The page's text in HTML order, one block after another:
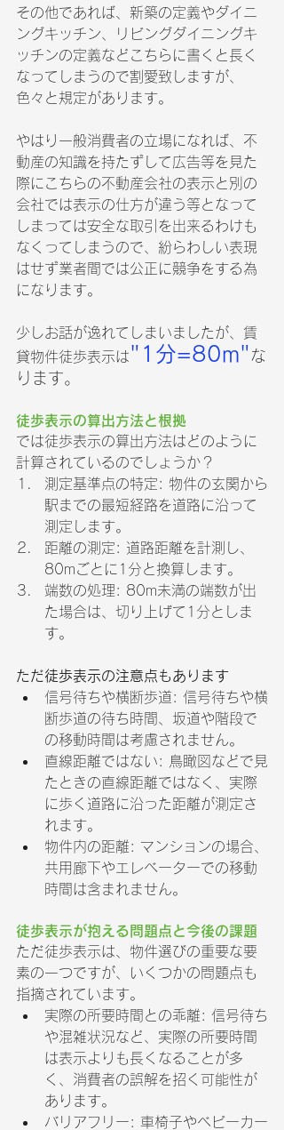
その他であれば、新築の定義やダイニ
ングキッチン、リビングダイニングキ
ッチンの定義などこちらに書くと長く
なってしまうので割愛致しますが、
色々と規定があります。
やはり一般消費者の立場になれば、不
動産の知識を持たずして広告等を見た
際にこちらの不動産会社の表示と別の
会社では表示の仕方が違う等となって
しまっては安全な取引を出来るわけも
なくってしまうので、紛らわしい表現
はせず業者間では公正に競争をする為
になります。
少しお話が逸れてしまいましたが、賃
貸物件徒歩表示は"1分=80m" な
ります。
徒歩表示の算出方法と根拠
では徒歩表示の算出方法はどのように
計算されているのでしょうか？
測定基準点の特定: 物件の玄関から
駅までの最短経路を道路に沿って
測定します。
距離の測定: 道路距離を計測し、
80mごとに1分と換算します。
端数の処理: 80m未満の端数が出
た場合は、切り上げて1分としま
す。
ただ徒歩表示の注意点もあります
信号待ちや横断歩道: 信号待ちや横
断歩道の待ち時間、坂道や階段で
の移動時間は考慮されません。
直線距離ではない: 鳥瞰図などで見
たときの直線距離ではなく、実際
に歩く道路に沿った距離が測定さ
れます。
物件内の距離: マンションの場合、
共用廊下やエレベーターでの移動
時間は含まれません。
徒歩表示が抱える問題点と今後の課題
ただ徒歩表示は、物件選びの重要な要
素の一つですが、いくつかの問題点も
指摘されています。
実際の所要時間との乖離: 信号待ち
や混雑状況など、実際の所要時間
は表示よりも長くなることが多
く、消費者の誤解を招く可能性が
あります。
バリアフリー: 車椅子やベビーカー